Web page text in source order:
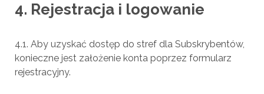
4. Rejestracja i logowanie
4.1. Aby uzyskać dostęp do stref dla Subskrybentów,
konieczne jest założenie konta poprzez formularz
rejestracyjny.